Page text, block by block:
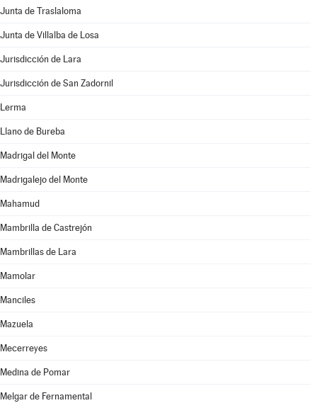
Junta de Traslaloma
Junta de Villalba de Losa
Jurisdicción de Lara
Jurisdicción de San Zadornil
Lerma
Llano de Bureba
Madrigal del Monte
Madrigalejo del Monte
Mahamud
Mambrilla de Castrejón
Mambrillas de Lara
Mamolar
Manciles
Mazuela
Mecerreyes
Medina de Pomar
Melgar de Fernamental